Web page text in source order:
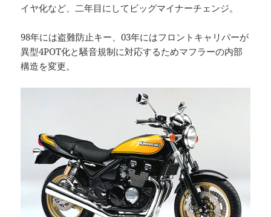
イヤ化など、二年目にしてビッグマイナーチェンジ。
98年には盗難防止キー、03年にはフロントキャリパーが
異型4POT化と騒音規制に対応するためマフラーの内部
構造を変更。